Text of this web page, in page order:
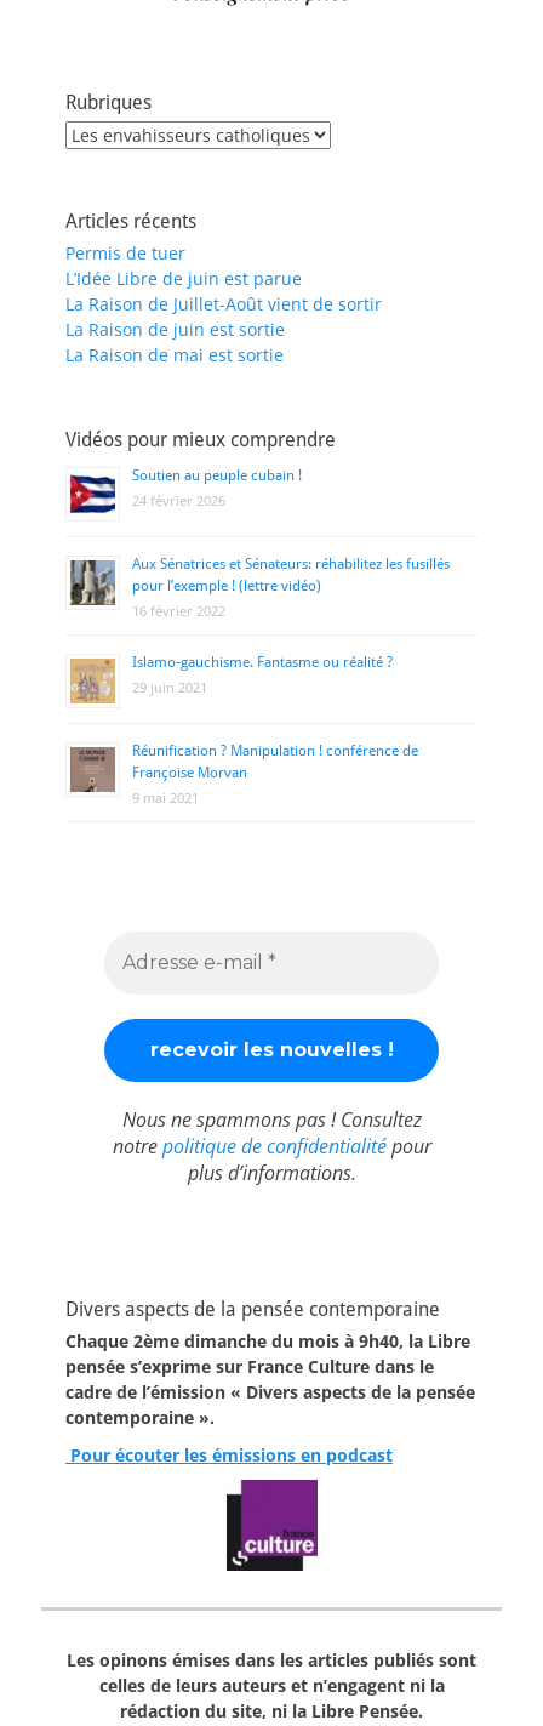
Rubriques
Rubriques
Articles récents
Permis de tuer
L’Idée Libre de juin est parue
La Raison de Juillet-Août vient de sortir
La Raison de juin est sortie
La Raison de mai est sortie
Vidéos pour mieux comprendre
Soutien au peuple cubain !
24 février 2026
Aux Sénatrices et Sénateurs: réhabilitez les fusillés
pour l’exemple ! (lettre vidéo)
16 février 2022
Islamo-gauchisme. Fantasme ou réalité ?
29 juin 2021
Réunification ? Manipulation ! conférence de
Françoise Morvan
9 mai 2021
Nous ne spammons pas ! Consultez
notrepolitique de confidentialitépour
plus d’informations.
Divers aspects de la pensée contemporaine
Chaque 2ème dimanche du mois à 9h40, la Libre
pensée s’exprime sur France Culture dans le
cadre de l’émission « Divers aspects de la pensée
contemporaine ».
Pour écouter les émissions en podcast
Les opinons émises dans les articles publiés sont
celles de leurs auteurs et n’engagent ni la
rédaction du site, ni la Libre Pensée.